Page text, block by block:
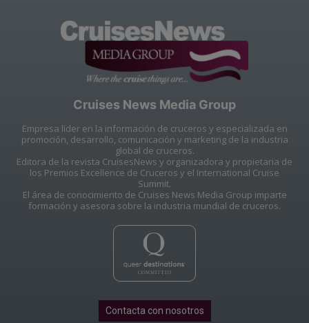
Cruises News Media Group
Empresa líder en la información de cruceros y especializada en
promoción, desarrollo, comunicación y marketing de la industria
global de cruceros.
Editora de la revista CruisesNews y organizadora y propietaria de
los Premios Excellence de Cruceros y el International Cruise
Summit.
El área de conocimiento de Cruises News Media Group imparte
formación y asesora sobre la industria mundial de cruceros.
Contacta con nosotros